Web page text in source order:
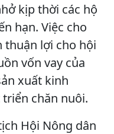
kịp thời các hộ
hạn. Việc cho
thuận lợi cho hội
vốn vay của
xuất kinh
chăn nuôi.
Hội Nông dân